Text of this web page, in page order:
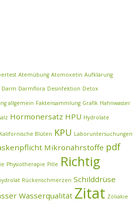
Atemübung Atomoxetin Aufklärung
Darm Darmflora Desinfektion Detox
allgemein Faktensammlung Grafik Hahnwasser
Hormonersatz HPU Hydrolate
Kalifornische Blüten KPU Laboruntersuchungen
Mikronährstoffe pdf
Physiotherapie Pille Richtig
Rückenschmerzen Schilddrüse
Wasserqualität Zitat Zöliakie